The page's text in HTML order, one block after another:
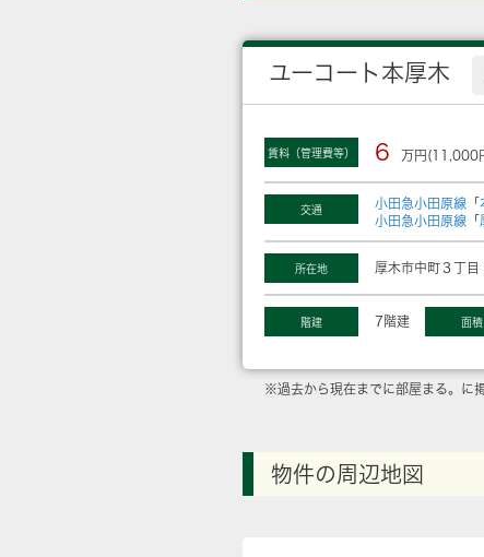
ユーコート本厚木
賃料（管理費等） 6 万円(11,000
交通 小田急小田原線 「
小田急小田原線 「
所在地 厚木市中町３丁目
階建 7階建 面積
※過去から現在までに部屋まる。に
物件の周辺地図